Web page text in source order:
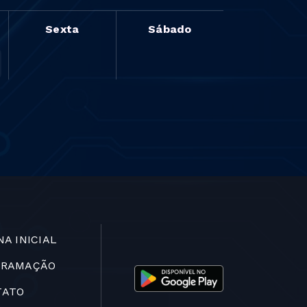
Sexta Sábado
INICIAL